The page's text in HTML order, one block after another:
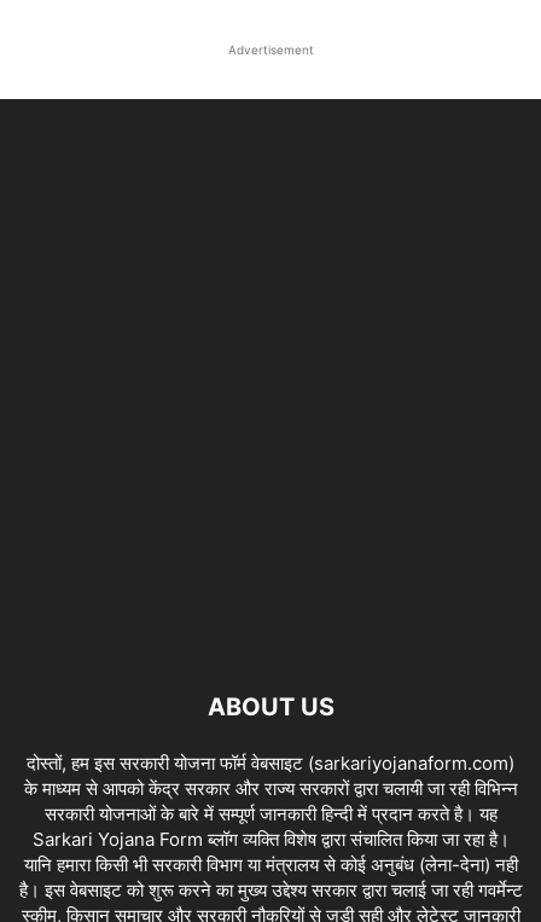
Advertisement
ABOUT US
दोस्तों, हम इस सरकारी योजना फॉर्म वेबसाइट (sarkariyojanaform.com)
के माध्यम से आपको केंद्र सरकार और राज्य सरकारों द्वारा चलायी जा रही विभिन्न
सरकारी योजनाओं के बारे में सम्पूर्ण जानकारी हिन्दी में प्रदान करते है। यह
Sarkari Yojana Form ब्लॉग व्यक्ति विशेष द्वारा संचालित किया जा रहा है।
यानि हमारा किसी भी सरकारी विभाग या मंत्रालय से कोई अनुबंध (लेना-देना) नही
है। इस वेबसाइट को शुरू करने का मुख्य उद्देश्य सरकार द्वारा चलाई जा रही गवर्मेन्ट
स्कीम, किसान समाचार और सरकारी नौकरियों से जुड़ी सही और लेटेस्ट जानकारी